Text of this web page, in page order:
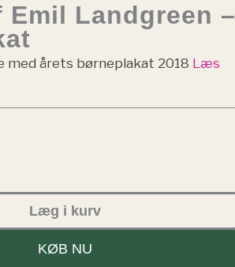
Emil Landgreen –
med årets børneplakat 2018 Læs
Læg i kurv
KØB NU